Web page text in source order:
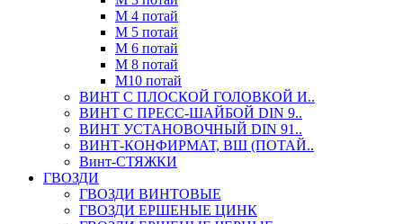
М 4 потай
М 5 потай
М 6 потай
М 8 потай
М10 потай
ВИНТ С ПЛОСКОЙ ГОЛОВКОЙ И..
ВИНТ С ПРЕСС-ШАЙБОЙ DIN 9..
ВИНТ УСТАНОВОЧНЫЙ DIN 91..
ВИНТ-КОНФИРМАТ, ВШ (ПОТАЙ..
Винт-СТЯЖКИ
ГВОЗДИ
ГВОЗДИ ВИНТОВЫЕ
ГВОЗДИ ЕРШЕНЫЕ ЦИНК